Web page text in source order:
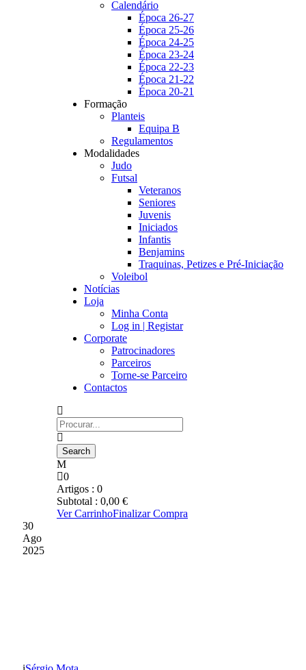
Calendário
Época 26-27
Época 25-26
Época 24-25
Época 23-24
Época 22-23
Época 21-22
Época 20-21
Formação
Planteis
Equipa B
Regulamentos
Modalidades
Judo
Futsal
Veteranos
Seniores
Juvenis
Iniciados
Infantis
Benjamins
Traquinas, Petizes e Pré-Iniciação
Voleibol
Notícias
Loja
Minha Conta
Log in | Registar
Corporate
Patrocinadores
Parceiros
Torne-se Parceiro
Contactos
0
Artigos : 0
Subtotal : 0,00 €
Ver CarrinhoFinalizar Compra
30
Ago
2025